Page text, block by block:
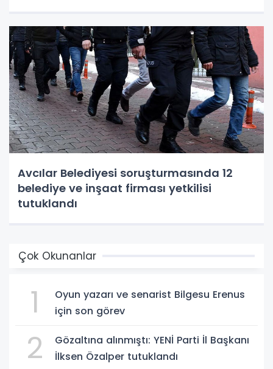
Avcılar Belediyesi soruşturmasında 12
belediye ve inşaat firması yetkilisi
tutuklandı
Çok Okunanlar
1
Oyun yazarı ve senarist Bilgesu Erenus
için son görev
2
Gözaltına alınmıştı: YENİ Parti İl Başkanı
İlksen Özalper tutuklandı